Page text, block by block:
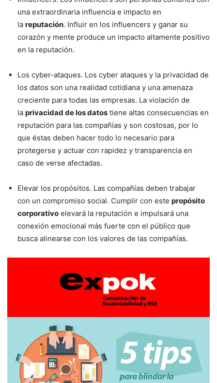
una extraordinaria influencia e impacto en
la reputación. Influir en los influencers y ganar su
corazón y mente produce un impacto altamente positivo
en la reputación.
Los cyber-ataques. Los cyber ataques y la privacidad de
los datos son una realidad cotidiana y una amenaza
creciente para todas las empresas. La violación de
la privacidad de los datos tiene altas consecuencias en
reputación para las compañías y son costosas, por lo
que éstas deben hacer todo lo necesario para
protegerse y actuar con rapidez y transparencia en
caso de verse afectadas.
Elevar los propósitos. Las compañías deben trabajar
con un compromiso social. Cumplir con este propósito
corporativo elevará la reputación e impulsará una
conexión emocional más fuerte con el público que
busca alinearse con los valores de las compañías.